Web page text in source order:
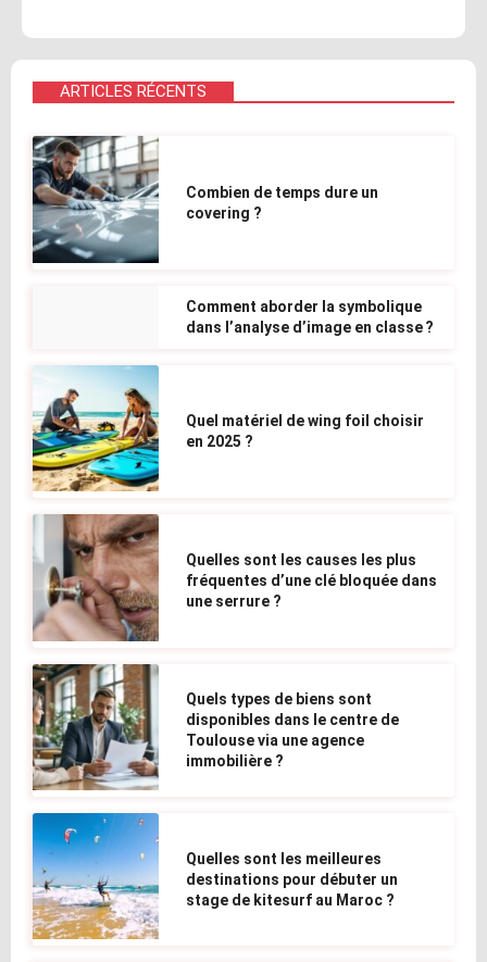
ARTICLES RÉCENTS
Combien de temps dure un
covering ?
Comment aborder la symbolique
dans l’analyse d’image en classe ?
Quel matériel de wing foil choisir
en 2025 ?
Quelles sont les causes les plus
fréquentes d’une clé bloquée dans
une serrure ?
Quels types de biens sont
disponibles dans le centre de
Toulouse via une agence
immobilière ?
Quelles sont les meilleures
destinations pour débuter un
stage de kitesurf au Maroc ?